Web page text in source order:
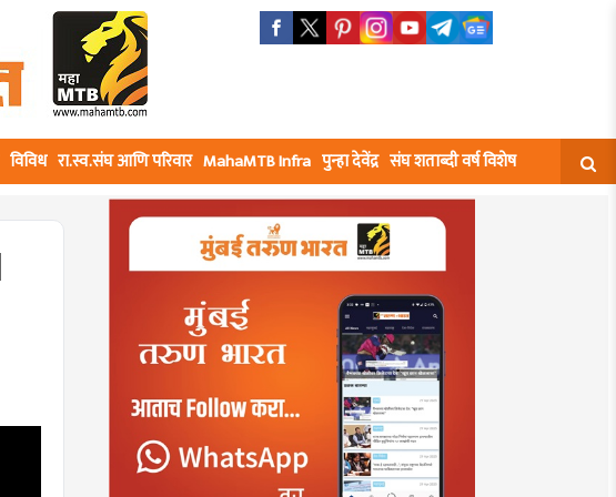
विविध रा.स्व.संघ आणि परिवार MahaMTB Infra पुन्हा देवेंद्र संघ शताब्दी वर्ष विशेष